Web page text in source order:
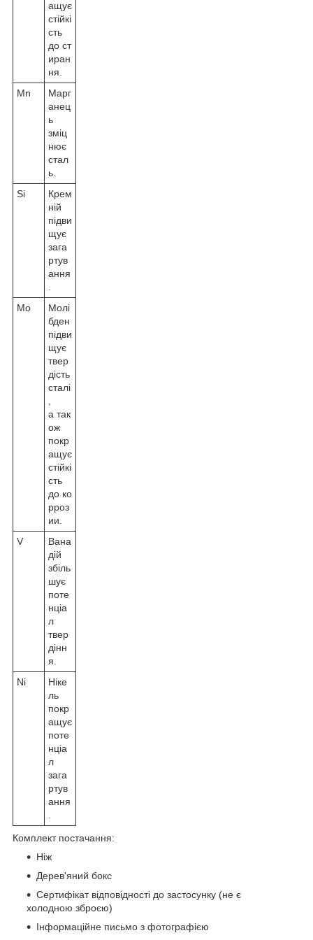
ащує
стійкі
сть
до ст
иран
ня.
Mn
Марг
анец
ь
зміц
нює
стал
ь.
Si
Крем
ній
підви
щує
зага
ртув
ання
Mo
Молі
бден
підви
щує
твер
дість
сталі
а так
ож
покр
ащує
стійкі
сть
до ко
рроз
ии.
V
Вана
дій
збіль
шує
поте
нціа
л
твер
дінн
я.
Ni
Ніке
ль
покр
ащує
поте
нціа
л
зага
ртув
ання
Комплект постачання:
Ніж
Дерев'яний бокс
Сертифікат відповідності до застосунку (не є
холодною зброєю)
Інформаційне письмо з фотографією